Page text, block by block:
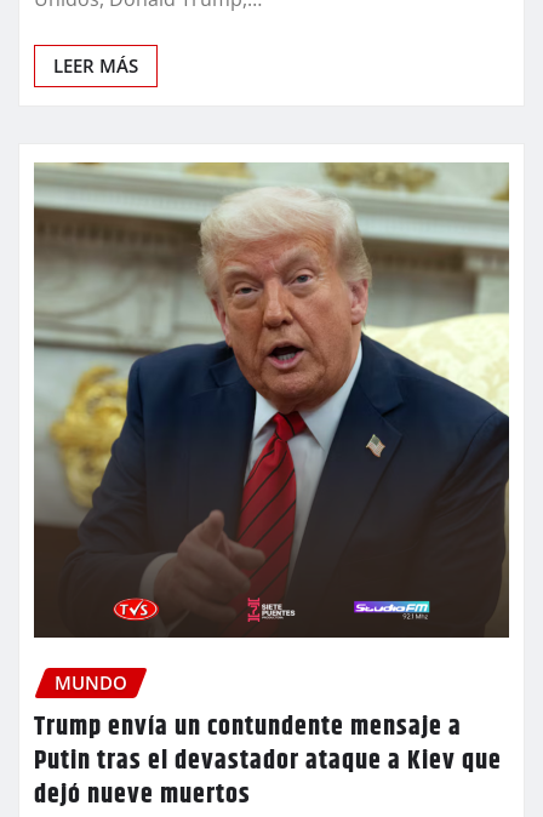
LEER MÁS
MUNDO
Trump envía un contundente mensaje a
Putin tras el devastador ataque a Kiev que
dejó nueve muertos